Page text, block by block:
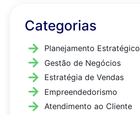
Categorias
Planejamento Estratégico
Gestão de Negócios
Estratégia de Vendas
Empreendedorismo
Atendimento ao Cliente